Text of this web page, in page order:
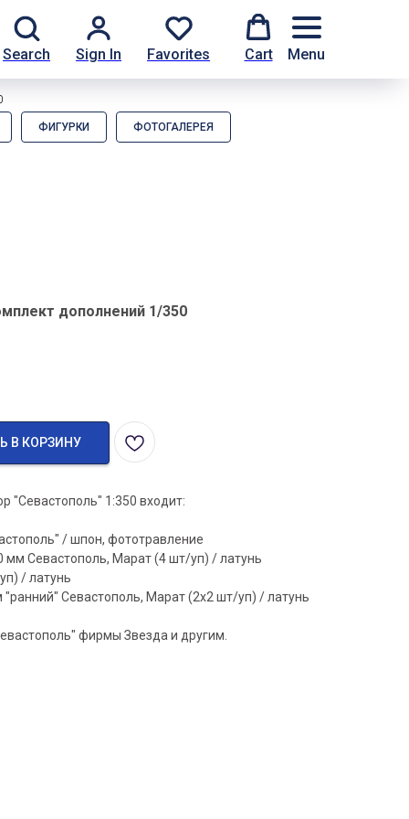
Search
Sign In Favorites Cart Menu
ФИГУРКИ ФОТОГАЛЕРЕЯ
дополнений 1/350
В КОРЗИНУ
"Севастополь" 1:350 входит:
/ шпон, фототравление
мм Севастополь, Марат (4 шт/уп) / латунь
/ латунь
"ранний" Севастополь, Марат (2х2 шт/уп) / латунь
фирмы Звезда и другим.